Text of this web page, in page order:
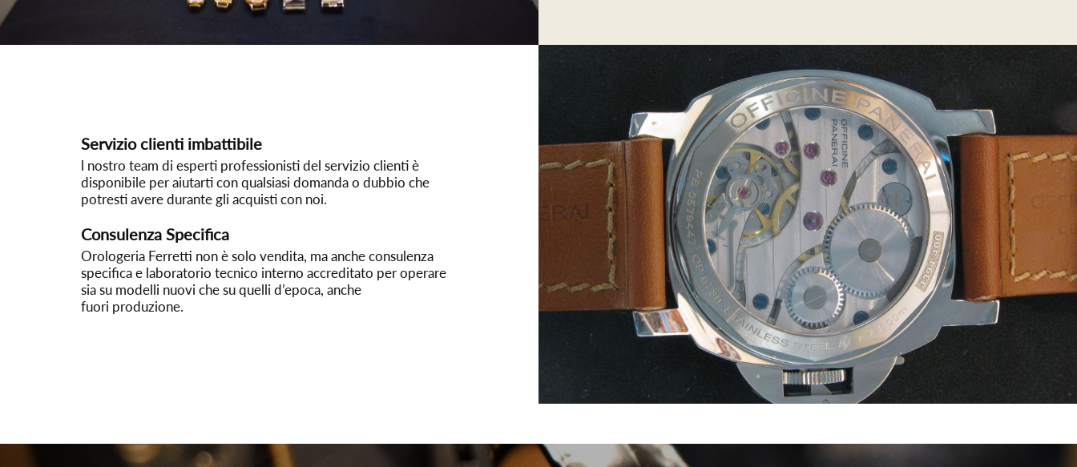
Servizio clienti imbattibile
l nostro team di esperti professionisti del servizio clienti è
disponibile per aiutarti con qualsiasi domanda o dubbio che
potresti avere durante gli acquisti con noi.
Consulenza Specifica
Orologeria Ferretti non è solo vendita, ma anche consulenza
specifica e laboratorio tecnico interno accreditato per operare
sia su modelli nuovi che su quelli d’epoca, anche
fuori produzione.